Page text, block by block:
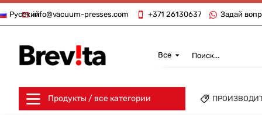
info@vacuum-presses.com +371 26130637 Задай
Русский
Все
Поиск...
Продукты / все категории